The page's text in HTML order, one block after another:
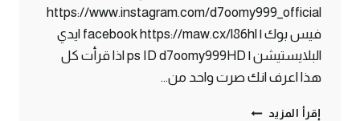
https://www.instagram.com/d7oomy999_official
فيس بوك | facebook https://maw.cx/l86hl ايدي
البلايستيشن | ps ID d7oomy999HD اذا قرأت كل
هذا اعرف انك صرت واحد من…
إقرأ المزيد ماين